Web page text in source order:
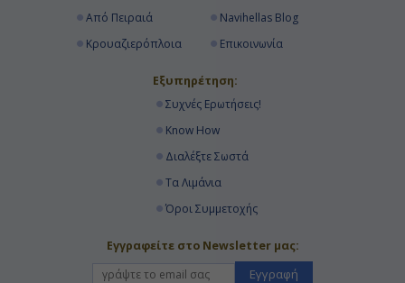
Από Πειραιά
Κρουαζιερόπλοια
Navihellas Blog
Επικοινωνία
Εξυπηρέτηση:
Συχνές Ερωτήσεις!
Know How
Διαλέξτε Σωστά
Τα Λιμάνια
Όροι Συμμετοχής
Εγγραφείτε στο Newsletter μας:
Εγγραφή